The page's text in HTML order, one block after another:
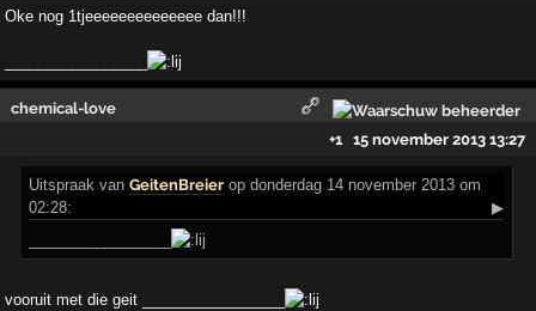
Oke nog 1tjeeeeeeeeeeeeee dan!!!
chemical-love
+1
15 november 2013 13:27
Uitspraak vanGeitenBreier op donderdag 14 november 2013 om
02:28:
▶
vooruit met die geit _________________